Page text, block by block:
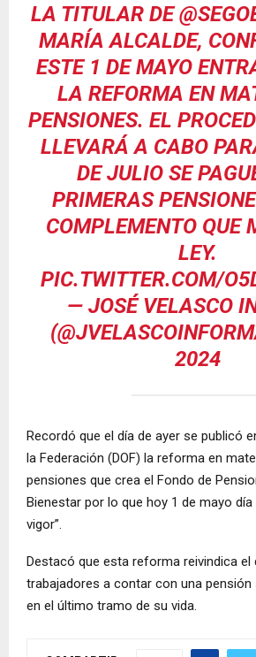
LA TITULAR DE
MARÍA ALCALDE,
ESTE 1 DE MAYO
LA REFORMA EN
PENSIONES. EL
LLEVARÁ A CABO
DE JULIO SE
PRIMERAS
COMPLEMENTO QUE
LEY.
PIC.TWITTER.COM/
— JOSÉ VELASCO
2024
Recordó que el día de ayer se publicó
la Federación (DOF) la reforma en
pensiones que crea el Fondo de
Bienestar por lo que hoy 1 de mayo
vigor”.
Destacó que esta reforma reivindica el
trabajadores a contar con una pensión
en el último tramo de su vida.